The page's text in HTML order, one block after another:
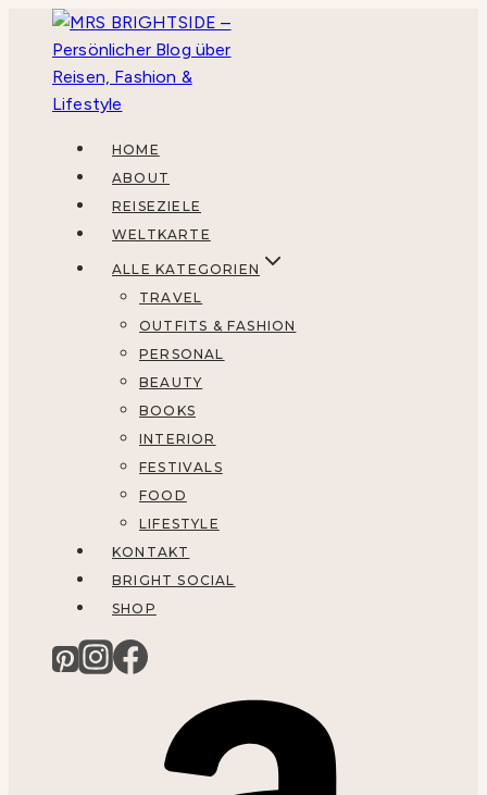
springen
HOME
ABOUT
REISEZIELE
WELTKARTE
ALLE KATEGORIEN
TRAVEL
OUTFITS & FASHION
PERSONAL
BEAUTY
BOOKS
INTERIOR
FESTIVALS
FOOD
LIFESTYLE
KONTAKT
BRIGHT SOCIAL
SHOP